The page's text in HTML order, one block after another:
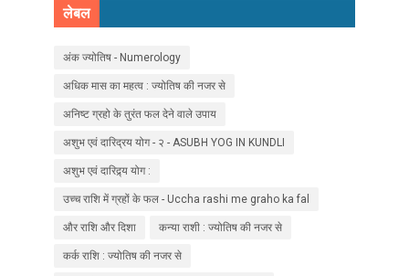
लेबल
अंक ज्योतिष - Numerology
अधिक मास का महत्व : ज्योतिष की नजर से
अनिष्ट ग्रहो के तुरंत फल देने वाले उपाय
अशुभ एवं दारिद्रय योग - २ - ASUBH YOG IN KUNDLI
अशुभ एवं दारिद्र्य योग :
उच्च राशि में ग्रहों के फल - Uccha rashi me graho ka fal
और राशि और दिशा कन्या राशी : ज्योतिष की नजर से
कर्क राशि : ज्योतिष की नजर से